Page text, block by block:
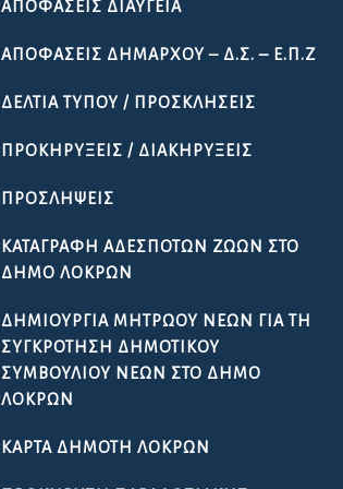
ΑΠΟΦΆΣΕΙΣ ΔΙΑΎΓΕΙΑ
ΑΠΟΦΆΣΕΙΣ ΔΗΜΆΡΧΟΥ – Δ.Σ. – Ε.Π.Ζ
ΔΕΛΤΊΑ ΤΎΠΟΥ / ΠΡΟΣΚΛΉΣΕΙΣ
ΠΡΟΚΗΡΎΞΕΙΣ / ΔΙΑΚΗΡΎΞΕΙΣ
ΠΡΟΣΛΉΨΕΙΣ
ΚΑΤΑΓΡΑΦΉ ΑΔΈΣΠΟΤΩΝ ΖΏΩΝ ΣΤΟ
ΔΉΜΟ ΛΟΚΡΏΝ
ΔΗΜΙΟΥΡΓΊΑ ΜΗΤΡΏΟΥ ΝΈΩΝ ΓΙΑ ΤΗ
ΣΥΓΚΡΌΤΗΣΗ ΔΗΜΟΤΙΚΟΎ
ΣΥΜΒΟΥΛΊΟΥ ΝΈΩΝ ΣΤΟ ΔΉΜΟ
ΛΟΚΡΏΝ
ΚΆΡΤΑ ΔΗΜΌΤΗ ΛΟΚΡΏΝ